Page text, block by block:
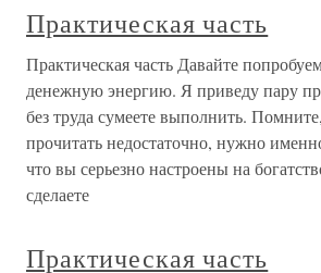
Практическая часть
Практическая часть Давайте
денежную энергию. Я приведу пару
без труда сумеете выполнить.
прочитать недостаточно, нужно
что вы серьезно настроены на
сделаете
Практическая часть